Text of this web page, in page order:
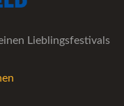
Lieblingsfestivals